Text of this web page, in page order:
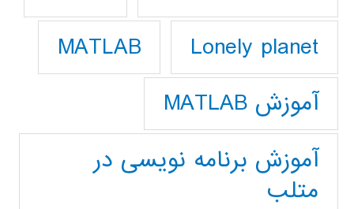
Lonely planet
MATLAB
آموزش MATLAB
آموزش برنامه نویسی در
متلب